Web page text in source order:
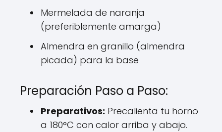
Mermelada de naranja
(preferiblemente amarga)
Almendra en granillo (almendra
picada) para la base
Preparación Paso a Paso:
Preparativos: Precalienta tu horno
a 180°C con calor arriba y abajo.